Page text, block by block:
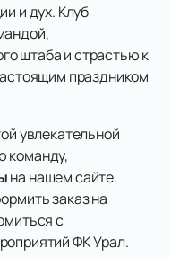
и дух. Клуб
штаба и страстью к
праздником
увлекательной
команду,
на нашем сайте.
заказ на
с
ФК Урал.